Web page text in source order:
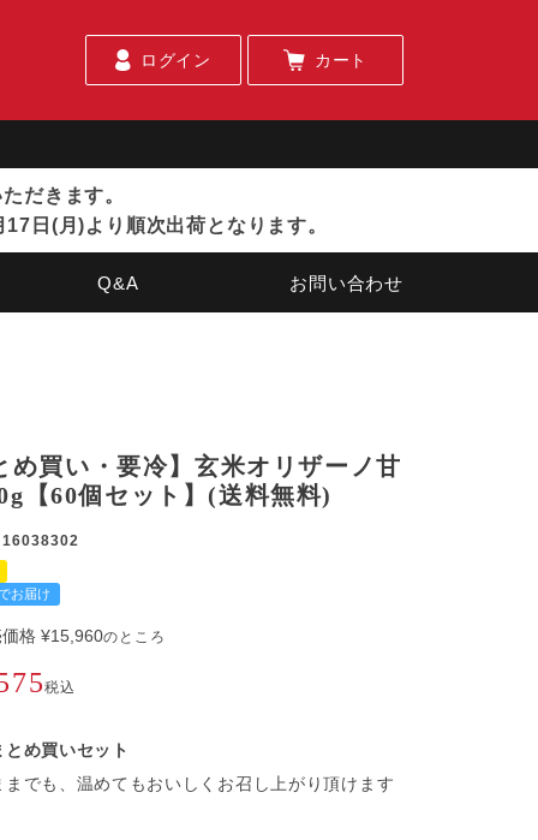
ログイン カート
だきます。
日(月)より順次出荷となります。
Q&A お問い合わせ
め買い・要冷】玄米オリザーノ甘
【60個セット】(送料無料)
16038302
お届け
格 ¥15,960のところ
税込
め買いセット
までも、温めてもおいしくお召し上がり頂けます